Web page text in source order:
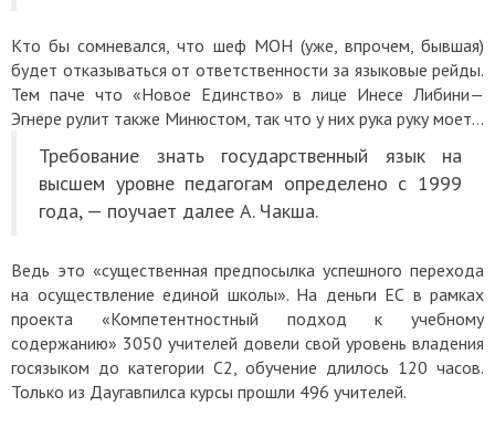
Кто бы сомневался, что шеф МОН (уже, впрочем, бывшая)
будет отказываться от ответственности за языковые рейды.
Тем паче что «Новое Единство» в лице Инесе Либини—
Эгнере рулит также Минюстом, так что у них рука руку моет…
Требование знать государственный язык на
высшем уровне педагогам определено с 1999
года, — поучает далее А. Чакша.
Ведь это «существенная предпосылка успешного перехода
на осуществление единой школы». На деньги ЕС в рамках
проекта «Компетентностный подход к учебному
содержанию» 3050 учителей довели свой уровень владения
госязыком до категории C2, обучение длилось 120 часов.
Только из Даугавпилса курсы прошли 496 учителей.